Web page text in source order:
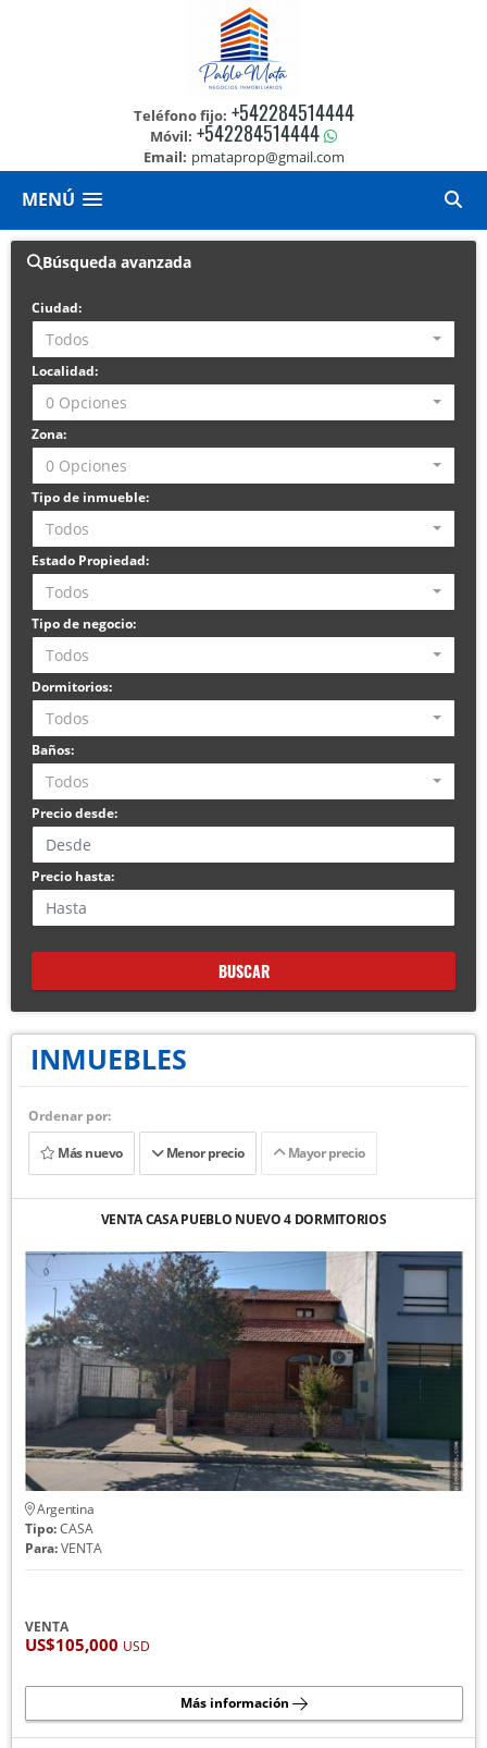
Teléfono fijo: +542284514444
Móvil: +542284514444
Email: pmataprop@gmail.com
MENÚ
Búsqueda avanzada
Ciudad:
Todos
Localidad:
0 Opciones
Zona:
0 Opciones
Tipo de inmueble:
Todos
Estado Propiedad:
Todos
Tipo de negocio:
Todos
Dormitorios:
Todos
Baños:
Todos
Precio desde:
Precio hasta:
BUSCAR
INMUEBLES
Ordenar por:
Más nuevo
Menor precio Mayor precio
VENTA CASA PUEBLO NUEVO 4 DORMITORIOS
Argentina
Tipo:CASA
Para:VENTA
VENTA
US$105,000 USD
Más información